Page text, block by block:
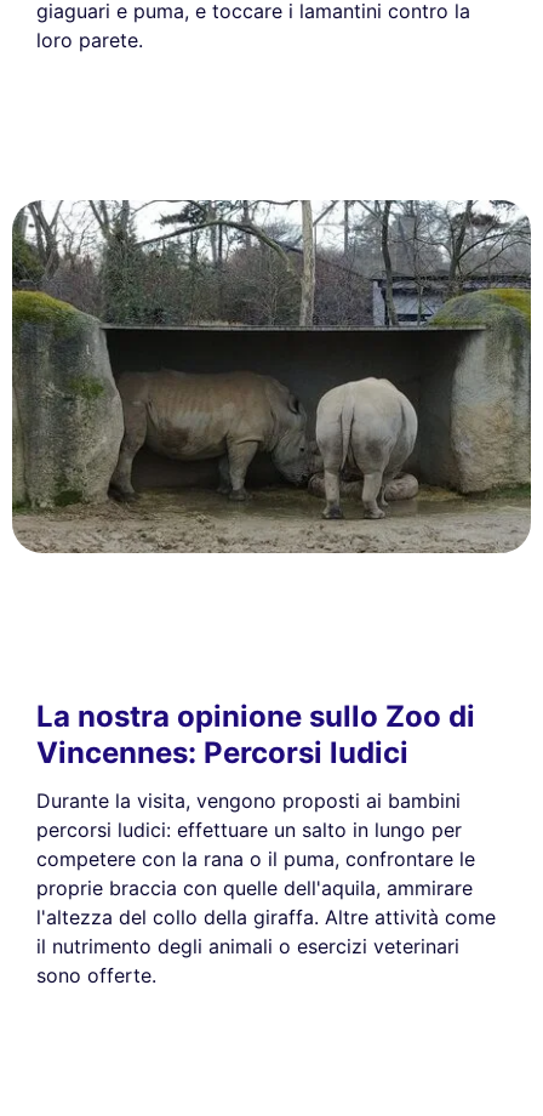
giaguari e puma, e toccare i lamantini contro la
loro parete.
La nostra opinione sullo Zoo di
Vincennes: Percorsi ludici
Durante la visita, vengono proposti ai bambini
percorsi ludici: effettuare un salto in lungo per
competere con la rana o il puma, confrontare le
proprie braccia con quelle dell'aquila, ammirare
l'altezza del collo della giraffa. Altre attività come
il nutrimento degli animali o esercizi veterinari
sono offerte.